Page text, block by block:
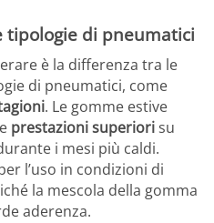
tipologie di pneumatici
è la differenza tra le
di pneumatici, come
. Le gomme estive
prestazioni superiorisu
i mesi più caldi.
l’uso in condizioni di
la mescola della gomma
aderenza.